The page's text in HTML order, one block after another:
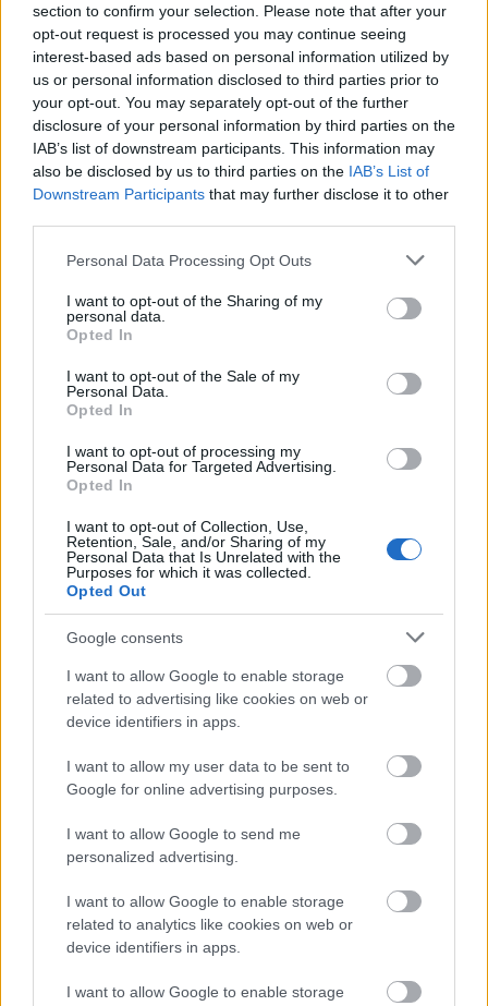
section to confirm your selection. Please note that after your
opt-out request is processed you may continue seeing
interest-based ads based on personal information utilized by
us or personal information disclosed to third parties prior to
your opt-out. You may separately opt-out of the further
disclosure of your personal information by third parties on the
IAB’s list of downstream participants. This information may
also be disclosed by us to third parties on the IAB’s List of
Downstream Participants that may further disclose it to other
Please note that this website/app uses one or more Google
not limited to your visit or usage behaviour. You may click to
grant or deny consent to Google and its third-party tags to
use your data for below specified purposes in below Google
consent section.
Personal Data Processing Opt Outs
I want to opt-out of the Sharing of my
personal data.
Opted In
I want to opt-out of the Sale of my
Personal Data.
Opted In
I want to opt-out of processing my
Personal Data for Targeted Advertising.
Opted In
I want to opt-out of Collection, Use,
Retention, Sale, and/or Sharing of my
Personal Data that Is Unrelated with the
Purposes for which it was collected.
Opted Out
Google consents
I want to allow Google to enable storage
related to advertising like cookies on web or
device identifiers in apps.
I want to allow my user data to be sent to
Google for online advertising purposes.
I want to allow Google to send me
personalized advertising.
I want to allow Google to enable storage
related to analytics like cookies on web or
device identifiers in apps.
I want to allow Google to enable storage
egyszer csak megterem egy XXI. századi Klebelsberg
Kúnó.
Na, ez a magyar tőke!
A mai világban mindenki a befektetésben hisz. A
szellemi vagy kulturális erőbe nem lehet fektetni?
Mert ugye azt tudjuk, hogy a kultúrának micsoda
szerepe van a szellem fejlődésében... Mind
egyénileg, nemzetileg és végsősoron az egész
valamiből élni is kell! Éppen ezért én úgy gondolom,
sokat süt a Nap, jó a termőföld, rengeteg az ivóvíz és
sok okos ember van. A legutóbbi nélkül az első
elvegetáljunk. Most a vegetáció korszakát éljük
(krízishelyzet!), és hogy lássátok, hogy miért
miután az utolsóról már hosszabban kifejtettem a
véleményem. Sokat süt a Nap és jó a termőföld:
szerintem egyértelmű. Magyaroszág nem a
megfelelő taktikával játszik. Nem jó növényeket
termeszt és nem jól adja el. A földművelő ember,
akinek a legfontosabb szerepek egyike jutott, alig
tud megélni. Rengeteg víz: ide vehetjük
természetesen a termál- és ásványvizeket is. A nem is
olyan távoli jövőben hihetetlenül meg fog nőni az
értéke. Jelenleg pazarlunk (a WC-t is azzal húzzuk le)
és bagóért eladjuk (Nestlé, Coca-Cola). Te milyen
ásványvizet szoktál inni? – Sok dolog kicsiben
Ezekről a témákról tervezem, hogy bővebben és
konkrétabban is írok. A jelen tudományos és
és fogok is. Ti is írjatok ha találtok valamit! Tidzsi
nyomja is a 3D-seket;)
egy kicsit (amolyan indirekt módon) helyreállítsa a
magyar ember szétzilált önbecsülését. És – a
magam részéről legalább is – nem büszkeségről van